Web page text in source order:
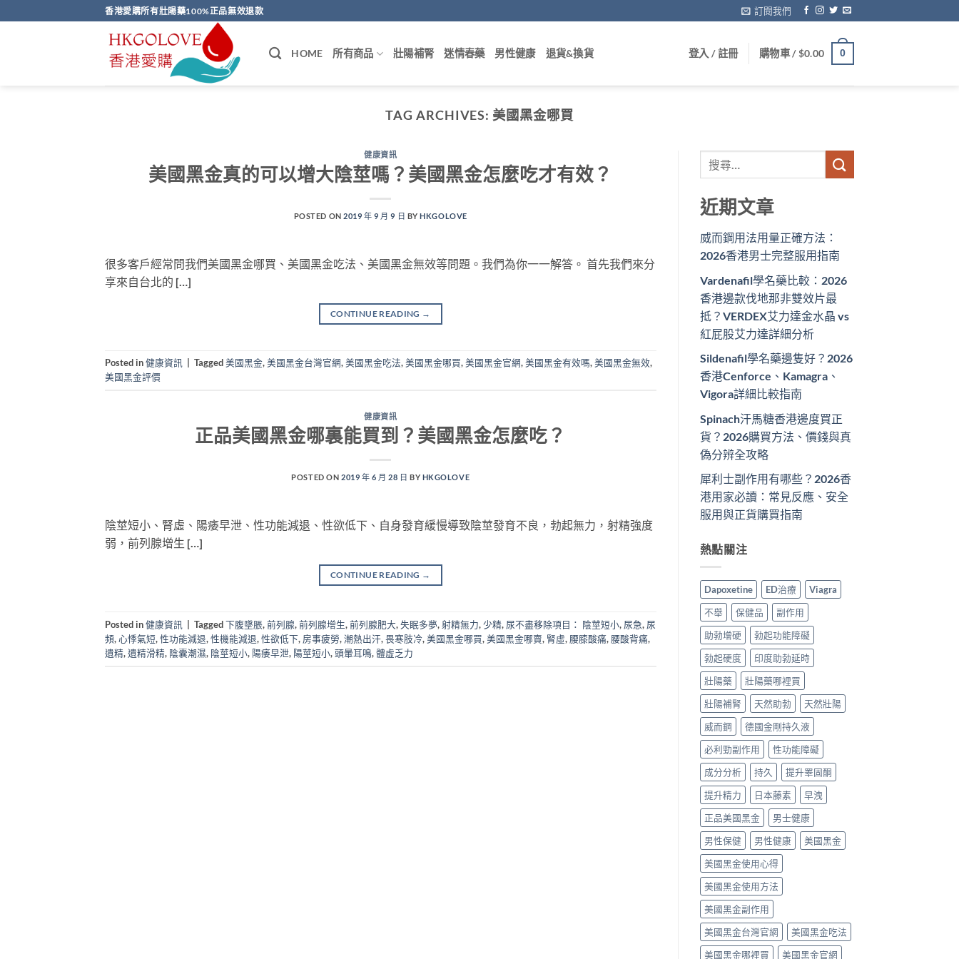
to
香港愛購所有壯陽藥100%正品無效退款 訂閱我們
HOME 所有商品 壯陽補腎 迷情春藥 男性健康 退貨&換貨 登入 / 註冊 購物車 /$0.00 0
TAG ARCHIVES: 美國黑金哪買
健康資訊
美國黑金真的可以增大陰莖嗎？美國黑金怎麼吃才有效？
POSTED ON2019 年 9 月 9 日 BYHKGOLOVE
很多客戶經常問我們美國黑金哪買、美國黑金吃法、美國黑金無效等問題。我們為你一一解答。 首先我們來分
享來自台北的 […]
CONTINUE READING →
Posted in健康資訊 Tagged美國黑金,美國黑金台灣官網,美國黑金吃法,美國黑金哪買,美國黑金官網,美國黑金有效嗎,美國黑金無效,
美國黑金評價
健康資訊
正品美國黑金哪裏能買到？美國黑金怎麼吃？
POSTED ON 2019 年 6 月 28 日 BY HKGOLOVE
陰莖短小、腎虛、陽痿早泄、性功能減退、性欲低下、自身發育緩慢導致陰莖發育不良，勃起無力，射精強度
弱，前列腺增生 […]
CONTINUE READING →
Posted in健康資訊 Tagged下腹墜脹,前列腺,前列腺增生,前列腺肥大,失眠多夢,射精無力,少精, 尿不盡移除項目： 陰莖短小, 尿急, 尿
頻,心悸氣短,性功能減退,性機能減退,性欲低下, 房事疲勞,潮熱出汗,畏寒肢冷,美國黑金哪買,美國黑金哪賣, 腎虛, 腰膝酸痛, 腰酸背痛,
遺精,遺精滑精, 陰囊潮濕, 陰莖短小, 陽痿早泄, 陽莖短小,頭暈耳鳴,體虛乏力
近期文章
威而鋼用法用量正確方法：
2026香港男士完整服用指南
Vardenafil學名藥比較：2026
香港邊款伐地那非雙效片最
抵？VERDEX艾力達金水晶 vs
紅屁股艾力達詳細分析
Sildenafil學名藥邊隻好？2026
香港Cenforce、Kamagra、
Vigora詳細比較指南
Spinach汗馬糖香港邊度買正
貨？2026購買方法、價錢與真
偽分辨全攻略
犀利士副作用有哪些？2026香
港用家必讀：常見反應、安全
服用與正貨購買指南
熱點關注
Dapoxetine ED治療
Viagra
不舉
保健品
副作用
助勃增硬
勃起功能障礙
勃起硬度
印度助勃延時
壯陽藥
壯陽藥哪裡買
壯陽補腎
天然助勃
天然壯陽
威而鋼
德國金剛持久液
必利勁副作用
性功能障礙
成分分析
持久
提升睪固酮
提升精力
日本藤素
早洩
正品美國黑金
男士健康
男性保健
男性健康
美國黑金
美國黑金使用心得
美國黑金使用方法
美國黑金副作用
美國黑金台灣官網
美國黑金吃法
美國黑金哪裡買
美國黑金官網